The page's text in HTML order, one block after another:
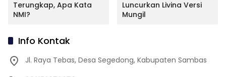
Terungkap, Apa Kata
NMI?
Luncurkan Livina Versi
Mungil
Info Kontak
Jl. Raya Tebas, Desa Segedong, Kabupaten Sambas